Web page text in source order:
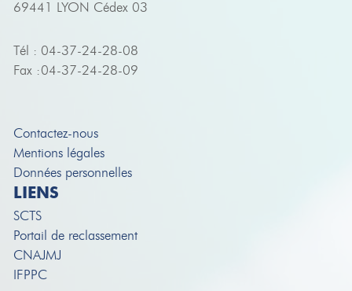
69441 LYON Cédex 03
Tél : 04-37-24-28-08
Fax :04-37-24-28-09
Contactez-nous
Mentions légales
Données personnelles
LIENS
SCTS
Portail de reclassement
CNAJMJ
IFPPC